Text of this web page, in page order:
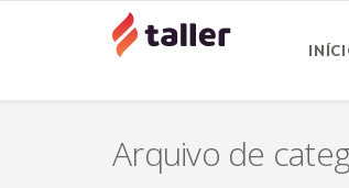
Arquivo de